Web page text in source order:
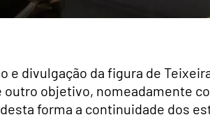
e divulgação da figura de
outro objetivo, nomeadamente
forma a continuidade dos